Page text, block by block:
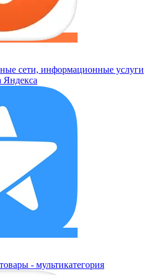
сети, информационные услуги
Яндекса
- мультикатегория